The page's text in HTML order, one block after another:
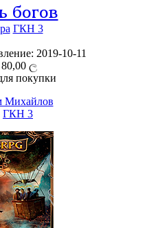
богов
ГКН 3
2019-10-11
ල
покупки
Михайлов
ГКН 3